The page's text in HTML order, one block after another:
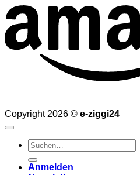
7,95 €4,99 €.
Copyright 2026 © e-ziggi24
Suchen
nach:
Anmelden